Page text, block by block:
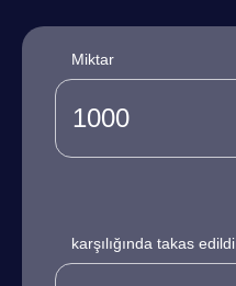
Miktar
karşılığında takas edildi